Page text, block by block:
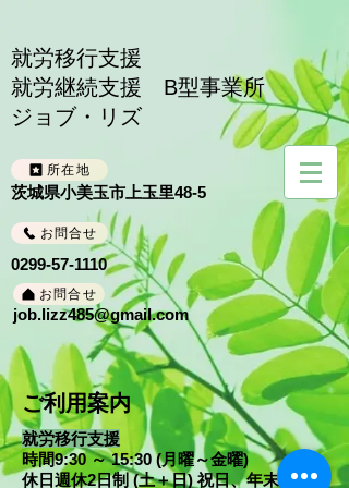
就労移行支援
就労継続支援 B型事業所
​ジョブ・リズ
お問合せ
0299-57-1110
お問合せ
job.lizz485@gmail.com
茨城県小美玉市上玉里48-5
所在地
ご利用案内
就労移行支援
時間9:30 ～ 15:30 (月曜～金曜)
休日週休2日制 (土＋日) 祝日、年末年始